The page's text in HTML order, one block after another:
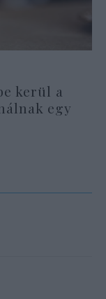
kerül a
egy